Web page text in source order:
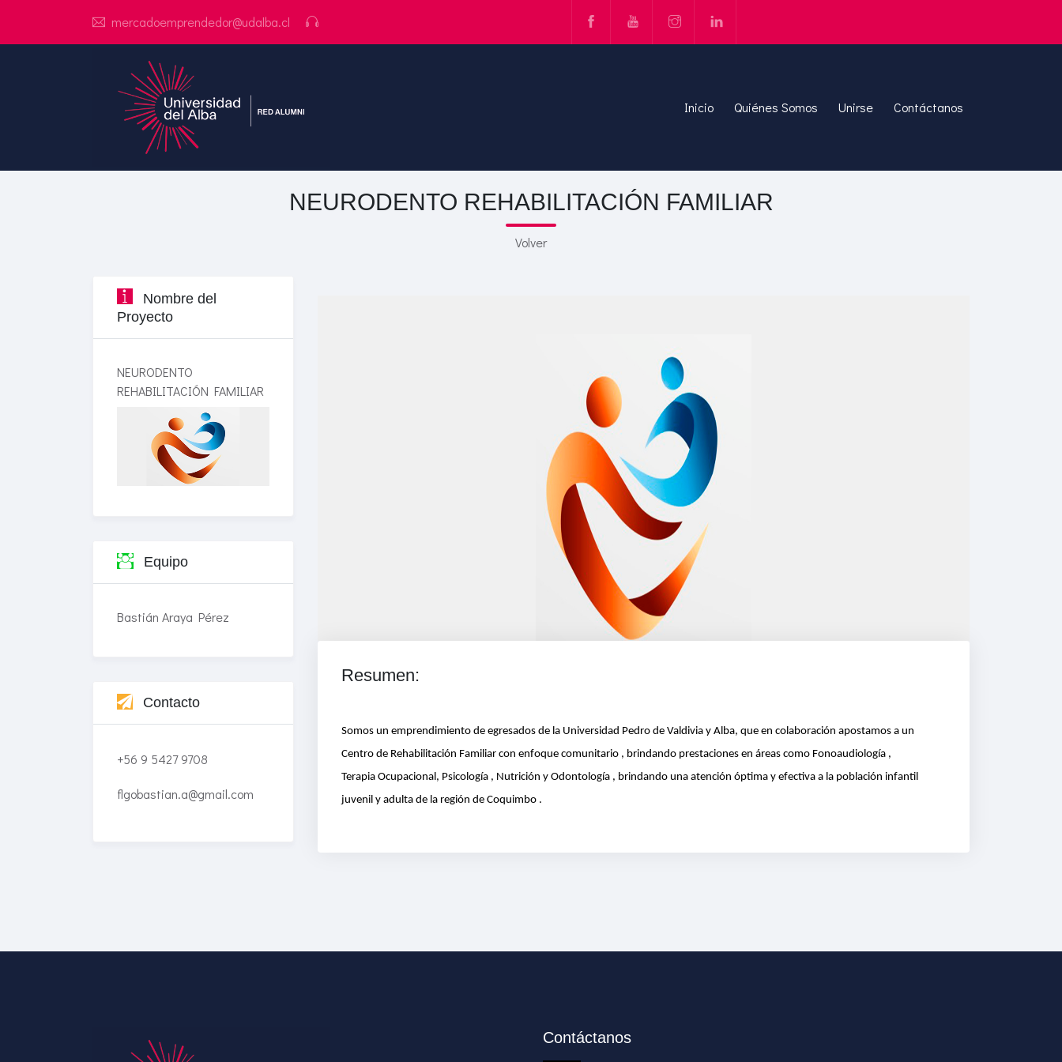
mercadoemprendedor@udalba.cl
Inicio Quiénes Somos Unirse Contáctanos
NEURODENTO REHABILITACIÓN FAMILIAR
Volver
Nombre del
Proyecto
NEURODENTO
REHABILITACIÓN FAMILIAR
Equipo
Bastián Araya Pérez
Contacto
+56 9 5427 9708
flgobastian.a@gmail.com
Get unlimited access to 2,000
Resumen:
Somos un emprendimiento de egresados de la Universidad Pedro de Valdivia y Alba, que en colaboración apostamos a un
Centro de Rehabilitación Familiar con enfoque comunitario , brindando prestaciones en áreas como Fonoaudiología ,
Terapia Ocupacional, Psicología , Nutrición y Odontología , brindando una atención óptima y efectiva a la población infantil
juvenil y adulta de la región de Coquimbo .
Contáctanos